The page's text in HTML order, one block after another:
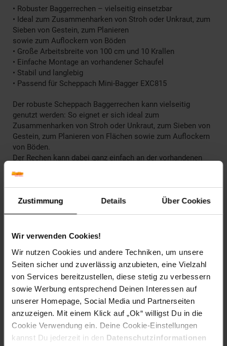
Zustimmung Details Über Cookies
Wir verwenden Cookies!
Wir nutzen Cookies und andere Techniken, um unsere
Seiten sicher und zuverlässig anzubieten, eine Vielzahl
von Services bereitzustellen, diese stetig zu verbessern
sowie Werbung entsprechend Deinen Interessen auf
unserer Homepage, Social Media und Partnerseiten
anzuzeigen. Mit einem Klick auf „Ok“ willigst Du in die
Cookie Verwendung ein. Deine Cookie-Einstellungen
kannst Du jederzeit in den Datenschutzinformationen
• Robuster Baggerrechen – vielseitig einsetzbar
• Ideal zum Zusammenharken von Stroh oder Unkraut, zum
Sieben von Gestein, zum Planieren
sowie zum Auflockern von Böden
• Große Arbeitsbreite von 100 cm und 10 Krallen
• Einfache Montage an vorhandener Schaufel
• Stabil und langlebig
• Passend für Scheppach Mini-Bagger EXC815
Der robuste Scheppach Baggerrechen kann vielseitig
genutzt werden: So eignet er sich ideal zum
Zusammenharken von Stroh oder Unkraut, zum Sieben von
Gestein, zum Planieren von Flächen sowie zum Auflockern
von Böden.
Der Rechen kann dabei ganz einfach an der vorhandenen
Gefertigt aus langlebigem, stabilem Material und
ausgestattet mit einer großen Arbeitsbreite von 100 cm
sowie 10 Krallen sorgt der Rechen für einen raschen
Bagger EXC815.
Artikelnummer: 2869542000
EAN: 4046664249412
Artikel gehört zur Kategorie:Baugeräte
Versandinformationen